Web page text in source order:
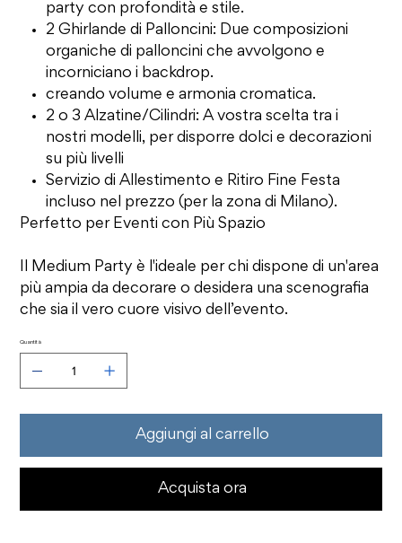
party con profondità e stile.
2 Ghirlande di Palloncini: Due composizioni
organiche di palloncini che avvolgono e
incorniciano i backdrop.
creando volume e armonia cromatica.
2 o 3 Alzatine/Cilindri: A vostra scelta tra i
nostri modelli, per disporre dolci e decorazioni
su più livelli
Servizio di Allestimento e Ritiro Fine Festa
incluso nel prezzo (per la zona di Milano).
Perfetto per Eventi con Più Spazio
Il Medium Party è l'ideale per chi dispone di un'area
più ampia da decorare o desidera una scenografia
che sia il vero cuore visivo dell’evento.
Quantità
Aggiungi al carrello
Acquista ora